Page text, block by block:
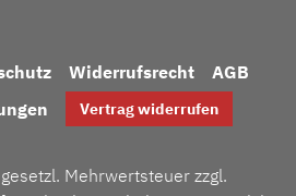
Widerrufsrecht
AGB
Vertrag widerrufen
Mehrwertsteuer zzgl.